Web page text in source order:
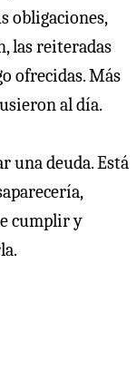
obligaciones,
las reiteradas
ofrecidas. Más
al día.
una deuda. Está
cumplir y